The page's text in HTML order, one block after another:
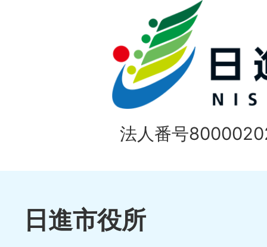
法人番号
日進市役所